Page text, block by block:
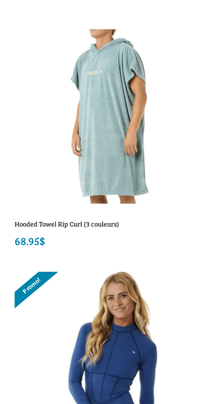
98.95$.
actuel
est :
64.95$.
Hooded Towel Rip Curl (3 couleurs)
68.95$
Promo!